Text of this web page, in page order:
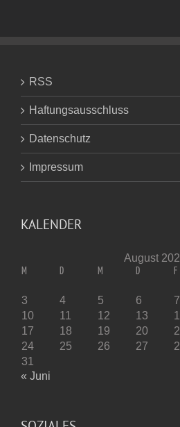
RSS
Haftungsausschluss
Datenschutz
Impressum
KALENDER
August
M D M D F
3
4 5 6 7
10
11 12 13
17
18 19 20
24
25 26 27
31
« Juni